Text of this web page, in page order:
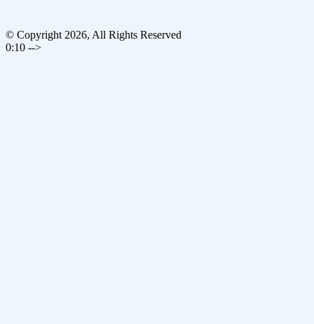
© Copyright 2026, All Rights Reserved
0:10 -->